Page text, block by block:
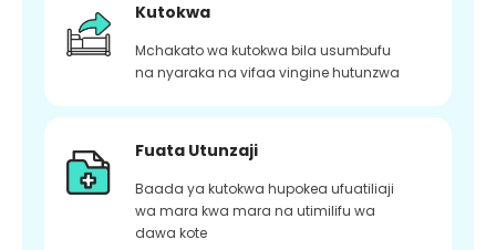
Kutokwa
Mchakato wa kutokwa bila usumbufu
na nyaraka na vifaa vingine hutunzwa
Fuata Utunzaji
Baada ya kutokwa hupokea ufuatiliaji
wa mara kwa mara na utimilifu wa
dawa kote